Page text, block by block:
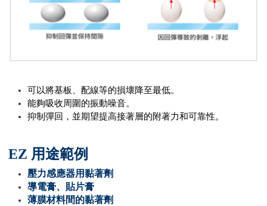
可以將基板、配線等的損壞降至最低。
能夠吸收周圍的振動噪音。
抑制彈回，並期望提高接著層的附著力和可靠性。
EZ 用途範例
壓力感應器用黏著劑
導電膏、貼片膏
薄膜材料間的黏著劑